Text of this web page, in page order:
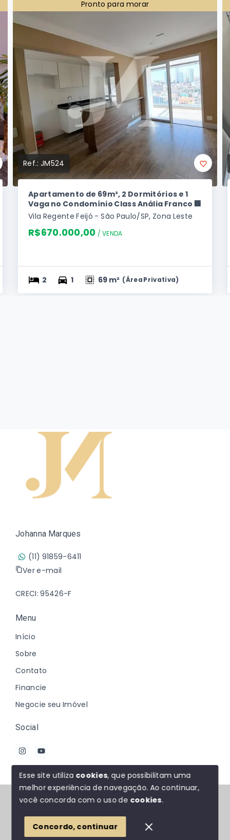
Pronto para morar
Ref.:JM524
Apartamento de 69m², 2 Dormitórios e 1
Vaga no Condomínio Class Anália Franco 🏢
Vila Regente Feijó - São Paulo/SP, Zona Leste
R$670.000,00 / VENDA
2 1 69 m² (Área Privativa)
Johanna Marques
(11) 91859-6411
Ver e-mail
CRECI: 95426-F
Menu
Início
Sobre
Contato
Financie
Negocie seu Imóvel
Social
© Copyright 2026 - Johanna Marques - Todos os
SITE PARA IMOBILIARIA
Esse site utiliza cookies, que possibilitam uma
melhor experiência de navegação.Ao continuar,
você concorda com o uso de cookies.
Concordo, continuar